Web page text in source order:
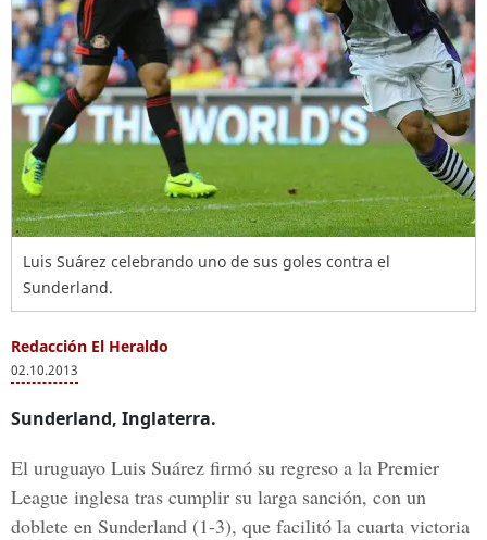
Luis Suárez celebrando uno de sus goles contra el
Sunderland.
Redacción El Heraldo
02.10.2013
Sunderland, Inglaterra.
El uruguayo Luis Suárez firmó su regreso a la Premier
League inglesa tras cumplir su larga sanción, con un
doblete en Sunderland (1-3), que facilitó la cuarta victoria